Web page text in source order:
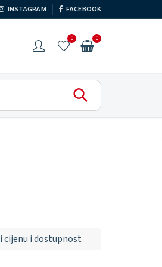
INSTAGRAM FACEBOOK
0 0
i dostupnost